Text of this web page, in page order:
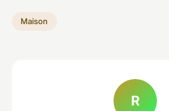
Maison
R